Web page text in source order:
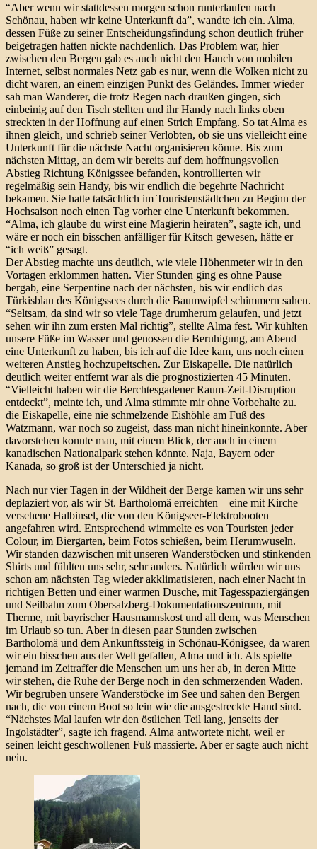
“Aber wenn wir stattdessen morgen schon runterlaufen nach
Schönau, haben wir keine Unterkunft da”, wandte ich ein. Alma,
dessen Füße zu seiner Entscheidungsfindung schon deutlich früher
beigetragen hatten nickte nachdenlich. Das Problem war, hier
zwischen den Bergen gab es auch nicht den Hauch von mobilen
Internet, selbst normales Netz gab es nur, wenn die Wolken nicht zu
dicht waren, an einem einzigen Punkt des Geländes. Immer wieder
sah man Wanderer, die trotz Regen nach draußen gingen, sich
einbeinig auf den Tisch stellten und ihr Handy nach links oben
streckten in der Hoffnung auf einen Strich Empfang. So tat Alma es
ihnen gleich, und schrieb seiner Verlobten, ob sie uns vielleicht eine
Unterkunft für die nächste Nacht organisieren könne. Bis zum
nächsten Mittag, an dem wir bereits auf dem hoffnungsvollen
Abstieg Richtung Königssee befanden, kontrollierten wir
regelmäßig sein Handy, bis wir endlich die begehrte Nachricht
bekamen. Sie hatte tatsächlich im Touristenstädtchen zu Beginn der
Hochsaison noch einen Tag vorher eine Unterkunft bekommen.
“Alma, ich glaube du wirst eine Magierin heiraten”, sagte ich, und
wäre er noch ein bisschen anfälliger für Kitsch gewesen, hätte er
“ich weiß” gesagt.
Der Abstieg machte uns deutlich, wie viele Höhenmeter wir in den
Vortagen erklommen hatten. Vier Stunden ging es ohne Pause
bergab, eine Serpentine nach der nächsten, bis wir endlich das
Türkisblau des Königssees durch die Baumwipfel schimmern sahen.
“Seltsam, da sind wir so viele Tage drumherum gelaufen, und jetzt
sehen wir ihn zum ersten Mal richtig”, stellte Alma fest. Wir kühlten
unsere Füße im Wasser und genossen die Beruhigung, am Abend
eine Unterkunft zu haben, bis ich auf die Idee kam, uns noch einen
weiteren Anstieg hochzupeitschen. Zur Eiskapelle. Die natürlich
deutlich weiter entfernt war als die prognostizierten 45 Minuten.
“Vielleicht haben wir die Berchtesgadener Raum-Zeit-Disruption
entdeckt”, meinte ich, und Alma stimmte mir ohne Vorbehalte zu.
die Eiskapelle, eine nie schmelzende Eishöhle am Fuß des
Watzmann, war noch so zugeist, dass man nicht hineinkonnte. Aber
davorstehen konnte man, mit einem Blick, der auch in einem
kanadischen Nationalpark stehen könnte. Naja, Bayern oder
Kanada, so groß ist der Unterschied ja nicht.
Nach nur vier Tagen in der Wildheit der Berge kamen wir uns sehr
deplaziert vor, als wir St. Bartholomä erreichten – eine mit Kirche
versehene Halbinsel, die von den Königseer-Elektrobooten
angefahren wird. Entsprechend wimmelte es von Touristen jeder
Colour, im Biergarten, beim Fotos schießen, beim Herumwuseln.
Wir standen dazwischen mit unseren Wanderstöcken und stinkenden
Shirts und fühlten uns sehr, sehr anders. Natürlich würden wir uns
schon am nächsten Tag wieder akklimatisieren, nach einer Nacht in
richtigen Betten und einer warmen Dusche, mit Tagesspaziergängen
und Seilbahn zum Obersalzberg-Dokumentationszentrum, mit
Therme, mit bayrischer Hausmannskost und all dem, was Menschen
im Urlaub so tun. Aber in diesen paar Stunden zwischen
Bartholomä und dem Ankunftssteig in Schönau-Königsee, da waren
wir ein bisschen aus der Welt gefallen, Alma und ich. Als spielte
jemand im Zeitraffer die Menschen um uns her ab, in deren Mitte
wir stehen, die Ruhe der Berge noch in den schmerzenden Waden.
Wir begruben unsere Wanderstöcke im See und sahen den Bergen
nach, die von einem Boot so lein wie die ausgestreckte Hand sind.
“Nächstes Mal laufen wir den östlichen Teil lang, jenseits der
Ingolstädter”, sagte ich fragend. Alma antwortete nicht, weil er
seinen leicht geschwollenen Fuß massierte. Aber er sagte auch nicht
nein.